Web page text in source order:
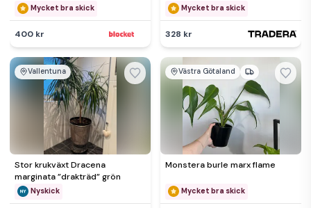
Mycket bra skick
400 kr
Mycket bra skick
328 kr
Vallentuna
Stor krukväxt Dracena
marginata ”drakträd” grön
Nyskick
Västra Götaland
Monstera burle marx flame
Mycket bra skick